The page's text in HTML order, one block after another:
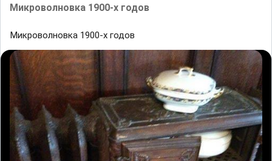
Микроволновка 1900-х годов
Микроволновка 1900-х годов